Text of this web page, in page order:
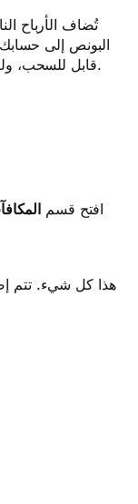
تُضاف الأرباح
البونص إلى حسابك
قابل للسحب، ولكن أي أرباح تحققها منه تكون قابلة للسحب.
افتح قسم
هذا كل شيء. تتم